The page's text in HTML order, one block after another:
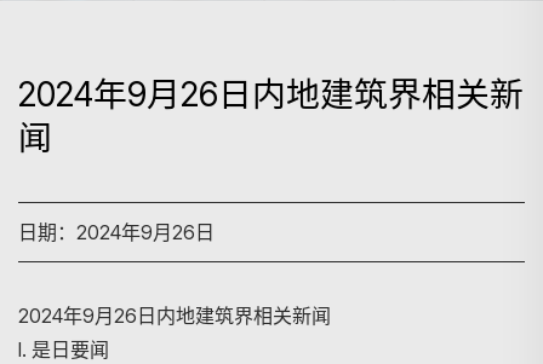
2024年9月26日内地建筑界相关新
闻
日期：2024年9月26日
2024年9月26日内地建筑界相关新闻
I. 是日要闻